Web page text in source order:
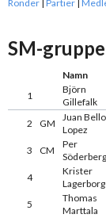
Ronder Partier
SM-
Namn
1
Björn
Gillefalk
2 GM
Juan
Lopez
3 CM
Per
Söderberg
4
Krister
Lagerborg
5
Thomas
Marttala